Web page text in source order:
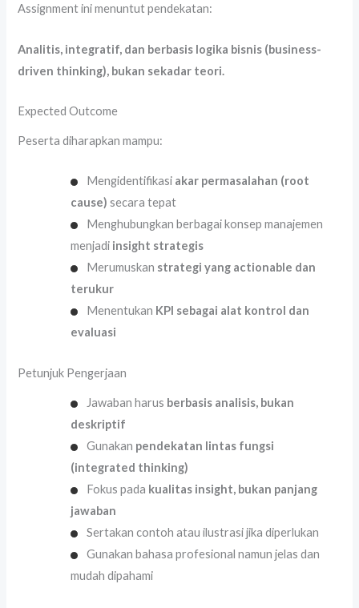
Assignment ini menuntut pendekatan:
Analitis, integratif, dan berbasis logika bisnis (business-
driven thinking), bukan sekadar teori.
Expected Outcome
Peserta diharapkan mampu:
Mengidentifikasi akar permasalahan (root
cause) secara tepat
Menghubungkan berbagai konsep manajemen
menjadi insight strategis
Merumuskan strategi yang actionable dan
terukur
Menentukan KPI sebagai alat kontrol dan
evaluasi
Petunjuk Pengerjaan
Jawaban harus berbasis analisis, bukan
deskriptif
Gunakan pendekatan lintas fungsi
(integrated thinking)
Fokus pada kualitas insight, bukan panjang
jawaban
Sertakan contoh atau ilustrasi jika diperlukan
Gunakan bahasa profesional namun jelas dan
mudah dipahami